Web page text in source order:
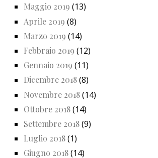
Maggio 2019 (13)
Aprile 2019 (8)
Marzo 2019 (14)
Febbraio 2019 (12)
Gennaio 2019 (11)
Dicembre 2018(8)
Novembre 2018(14)
Ottobre 2018(14)
Settembre 2018(9)
Luglio 2018(1)
Giugno 2018(14)